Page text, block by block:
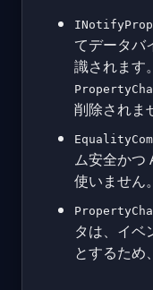
てデータバ
識されます
削除されま
ム安全かつ
使いません。
タは、イベ
とするため